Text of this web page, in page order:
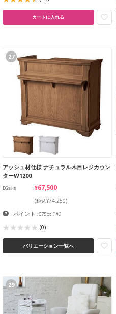
カートに入れる
27
アッシュ材仕様 ナチュラル木目レジカウン
ターW1200
EG卸価 ¥67,500
(税込¥74,250)
ポイント : 675pt (1%)
(0)
バリエーション一覧へ
29